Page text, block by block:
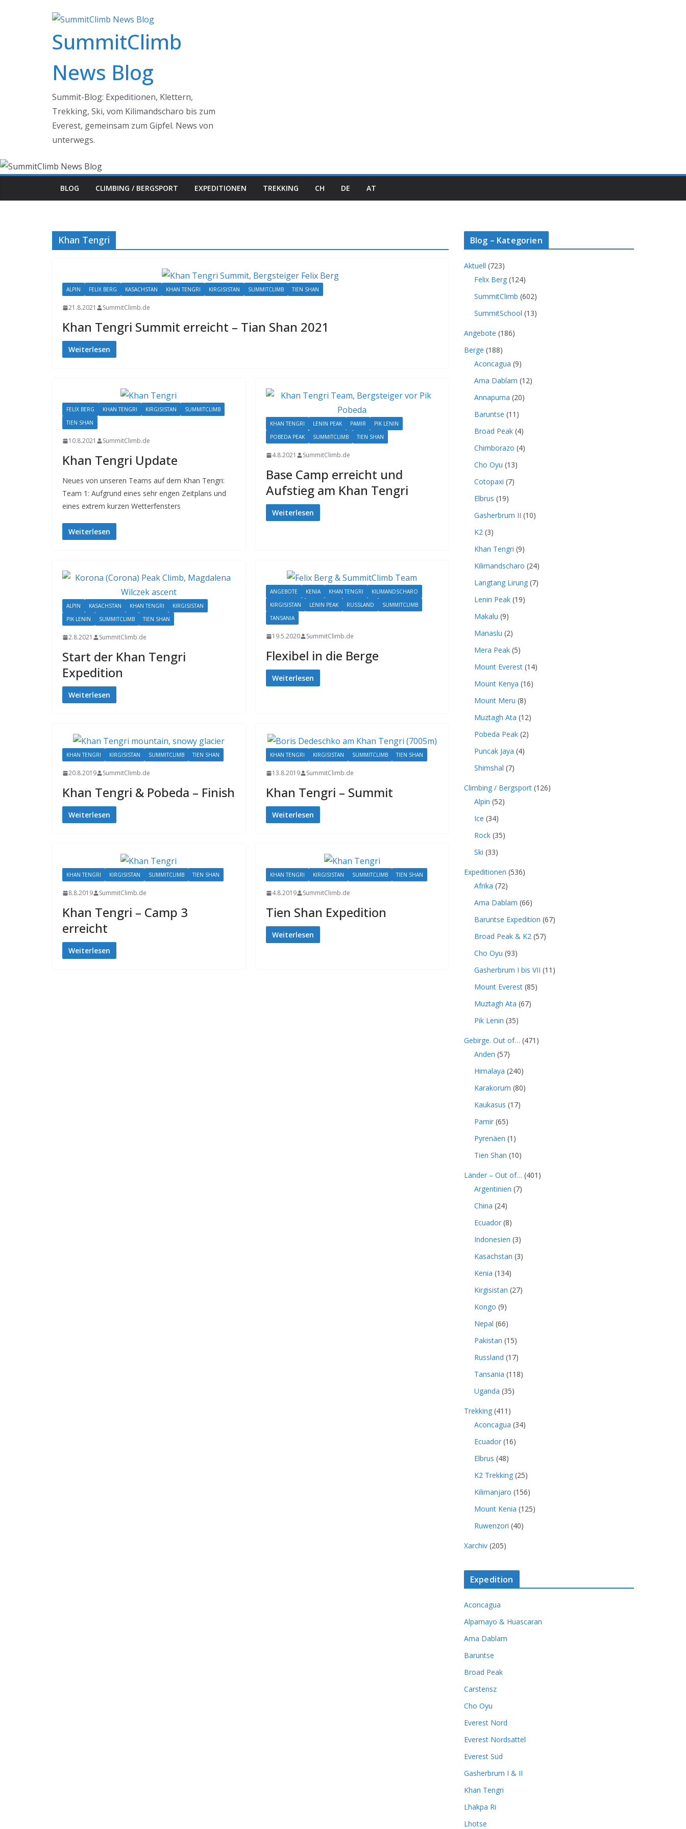
SummitClimb
News Blog
Summit-Blog: Expeditionen, Klettern,
Trekking, Ski, vom Kilimandscharo bis zum
Everest, gemeinsam zum Gipfel. News von
unterwegs.
BLOG CLIMBING / BERGSPORT EXPEDITIONEN TREKKING CH DE AT
Khan Tengri
ALPIN FELIX BERG KASACHSTAN KHAN TENGRI KIRGISISTAN SUMMITCLIMB TIEN SHAN
21.8.2021 SummitClimb.de
Khan Tengri Summit erreicht – Tian Shan 2021
Weiterlesen
FELIX BERG KHAN TENGRI KIRGISISTAN
SUMMITCLIMB
TIEN SHAN
10.8.2021 SummitClimb.de
Khan Tengri Update
Neues von unseren Teams auf dem Khan Tengri:
Team 1: Aufgrund eines sehr engen Zeitplans und
eines extrem kurzen Wetterfensters
Weiterlesen
KHAN TENGRI LENIN PEAK PAMIR
PIK LENIN
POBEDA PEAK
SUMMITCLIMB TIEN SHAN
4.8.2021 SummitClimb.de
Base Camp erreicht und
Aufstieg am Khan Tengri
Weiterlesen
ALPIN KASACHSTAN KHAN TENGRI
KIRGISISTAN
PIK LENIN
SUMMITCLIMB TIEN SHAN
2.8.2021 SummitClimb.de
Start der Khan Tengri
Expedition
Weiterlesen
ANGEBOTE KENIA KHAN TENGRI
KILIMANDSCHARO
KIRGISISTAN
LENIN PEAK RUSSLAND
SUMMITCLIMB
TANSANIA
19.5.2020 SummitClimb.de
Flexibel in die Berge
Weiterlesen
KHAN TENGRI KIRGISISTAN SUMMITCLIMB TIEN SHAN
20.8.2019 SummitClimb.de
Khan Tengri & Pobeda – Finish
Weiterlesen
KHAN TENGRI KIRGISISTAN SUMMITCLIMB TIEN SHAN
13.8.2019 SummitClimb.de
Khan Tengri – Summit
Weiterlesen
KHAN TENGRI KIRGISISTAN SUMMITCLIMB TIEN SHAN
8.8.2019 SummitClimb.de
Khan Tengri – Camp 3
erreicht
Weiterlesen
KHAN TENGRI KIRGISISTAN SUMMITCLIMB TIEN SHAN
4.8.2019 SummitClimb.de
Tien Shan Expedition
Weiterlesen
Blog – Kategorien
Aktuell (723)
Felix Berg (124)
SummitClimb (602)
SummitSchool (13)
Angebote (186)
Berge (188)
Aconcagua (9)
Ama Dablam (12)
Annapurna (20)
Baruntse (11)
Broad Peak (4)
Chimborazo (4)
Cho Oyu (13)
Cotopaxi (7)
Elbrus (19)
Gasherbrum II (10)
K2 (3)
Khan Tengri (9)
Kilimandscharo (24)
Langtang Lirung (7)
Lenin Peak (19)
Makalu (9)
Manaslu (2)
Mera Peak (5)
Mount Everest (14)
Mount Kenya (16)
Mount Meru (8)
Muztagh Ata (12)
Pobeda Peak (2)
Puncak Jaya (4)
Shimshal (7)
Climbing / Bergsport (126)
Alpin (52)
Ice (34)
Rock (35)
Ski (33)
Expeditionen (536)
Afrika (72)
Ama Dablam (66)
Baruntse Expedition (67)
Broad Peak & K2 (57)
Cho Oyu (93)
Gasherbrum I bis VII (11)
Mount Everest (85)
Muztagh Ata (67)
Pik Lenin (35)
Gebirge. Out of… (471)
Anden (57)
Himalaya (240)
Karakorum (80)
Kaukasus (17)
Pamir (65)
Pyrenäen (1)
Tien Shan (10)
Länder – Out of… (401)
Argentinien (7)
China (24)
Ecuador (8)
Indonesien (3)
Kasachstan (3)
Kenia (134)
Kirgisistan (27)
Kongo (9)
Nepal (66)
Pakistan (15)
Russland (17)
Tansania (118)
Uganda (35)
Trekking (411)
Aconcagua (34)
Ecuador (16)
Elbrus (48)
K2 Trekking (25)
Kilimanjaro (156)
Mount Kenia (125)
Ruwenzori (40)
Xarchiv (205)
Expedition
Aconcagua
Alpamayo & Huascaran
Ama Dablam
Baruntse
Broad Peak
Carstensz
Cho Oyu
Everest Nord
Everest Nordsattel
Everest Süd
Gasherbrum I & II
Khan Tengri
Lhakpa Ri
Lhotse